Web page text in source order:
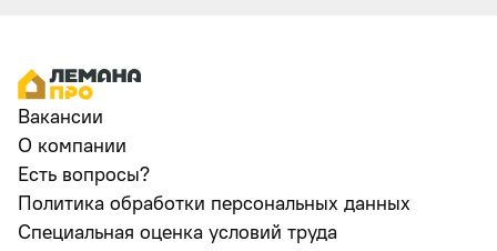
Вакансии
О компании
Есть вопросы?
Политика обработки персональных данных
Специальная оценка условий труда